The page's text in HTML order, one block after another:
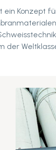
ein Konzept
der